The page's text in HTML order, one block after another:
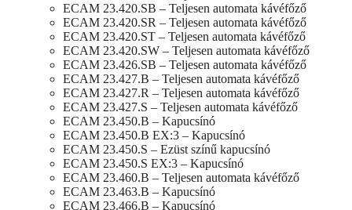
ECAM 23.420.SB – Teljesen automata kávéfőző
ECAM 23.420.SR – Teljesen automata kávéfőző
ECAM 23.420.ST – Teljesen automata kávéfőző
ECAM 23.420.SW – Teljesen automata kávéfőző
ECAM 23.426.SB – Teljesen automata kávéfőző
ECAM 23.427.B – Teljesen automata kávéfőző
ECAM 23.427.R – Teljesen automata kávéfőző
ECAM 23.427.S – Teljesen automata kávéfőző
ECAM 23.450.B – Kapucsínó
ECAM 23.450.B EX:3 – Kapucsínó
ECAM 23.450.S – Ezüst színű kapucsínó
ECAM 23.450.S EX:3 – Kapucsínó
ECAM 23.460.B – Teljesen automata kávéfőző
ECAM 23.463.B – Kapucsínó
ECAM 23.466.B – Kapucsínó